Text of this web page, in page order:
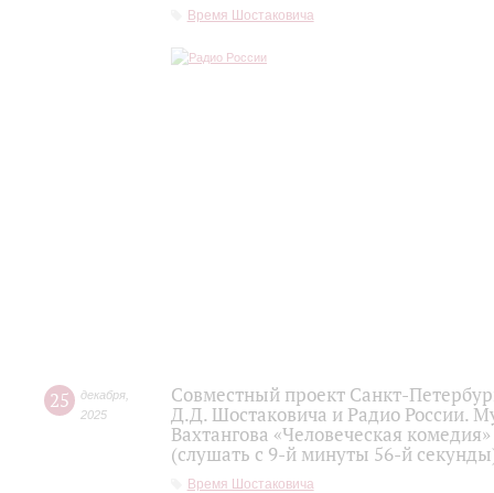
Время Шостаковича
25 декабря
2025
Совместный проект Санкт-
Д.Д. Шостаковича и Радио России.
Вахтангова «Человеческая
(слушать с 9-й минуты 56-й
Время Шостаковича